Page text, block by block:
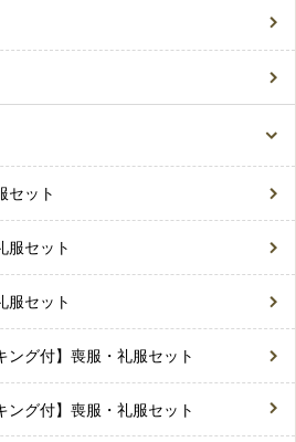
セット
服セット
服セット
ング付】喪服・礼服セット
ング付】喪服・礼服セット